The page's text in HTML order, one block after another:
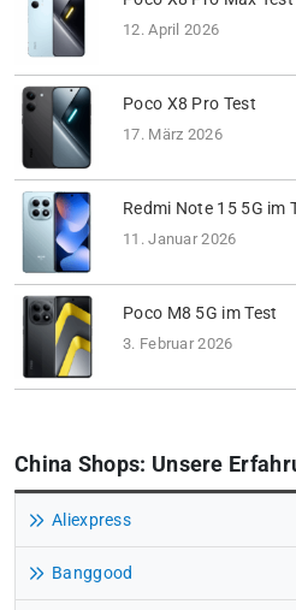
12. April 2026
Poco X8 Pro Test
17. März 2026
Redmi Note 15 5G im
11. Januar 2026
Poco M8 5G im Test
3. Februar 2026
China Shops: Unsere
Aliexpress
Banggood